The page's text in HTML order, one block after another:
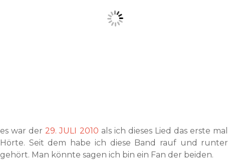
es war der 29. JULI 2010 als ich dieses Lied das erste mal
Hörte. Seit dem habe ich diese Band rauf und runter
gehört. Man könnte sagen ich bin ein Fan der beiden.